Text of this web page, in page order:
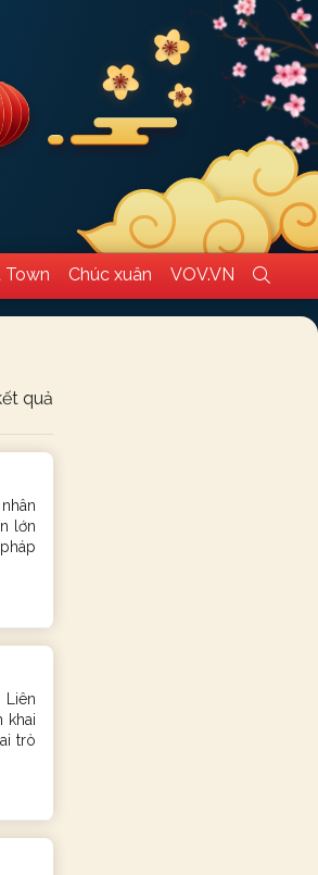
Town Chúc xuân VOV.VN
quả
lớn
Liên
khai
trò